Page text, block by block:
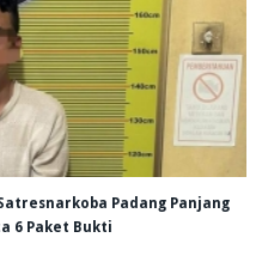
Padang Panjang
6 Paket Bukti